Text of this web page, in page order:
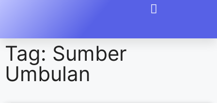
Tag: Sumber
Umbulan